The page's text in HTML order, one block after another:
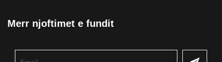
Merr njoftimet e fundit